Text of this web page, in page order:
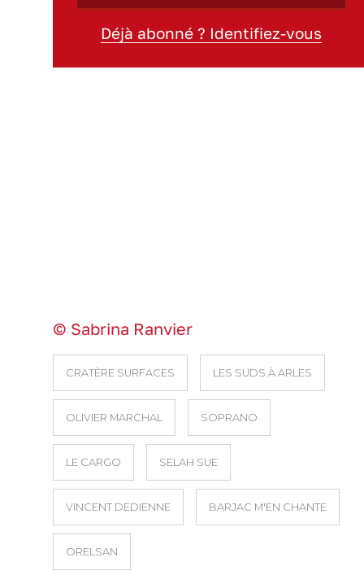
Déjà abonné ? Identifiez-vous
© Sabrina Ranvier
CRATÈRE SURFACES LES SUDS À ARLES
OLIVIER MARCHAL SOPRANO
LE CARGO SELAH SUE
VINCENT DEDIENNE BARJAC M'EN CHANTE
ORELSAN